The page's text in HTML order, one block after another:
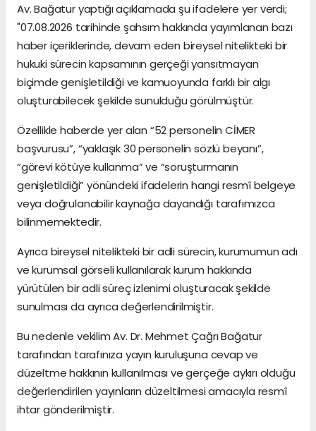
Av. Bağatur yaptığı açıklamada şu ifadelere yer verdi;
"07.08.2026 tarihinde şahsım hakkında yayımlanan bazı
haber içeriklerinde, devam eden bireysel nitelikteki bir
hukuki sürecin kapsamının gerçeği yansıtmayan
biçimde genişletildiği ve kamuoyunda farklı bir algı
oluşturabilecek şekilde sunulduğu görülmüştür.
Özellikle haberde yer alan “52 personelin CİMER
başvurusu”, “yaklaşık 30 personelin sözlü beyanı”,
“görevi kötüye kullanma” ve “soruşturmanın
genişletildiği” yönündeki ifadelerin hangi resmî belgeye
veya doğrulanabilir kaynağa dayandığı tarafımızca
bilinmemektedir.
Ayrıca bireysel nitelikteki bir adli sürecin, kurumumun adı
ve kurumsal görseli kullanılarak kurum hakkında
yürütülen bir adli süreç izlenimi oluşturacak şekilde
sunulması da ayrıca değerlendirilmiştir.
Bu nedenle vekilim Av. Dr. Mehmet Çağrı Bağatur
tarafından tarafınıza yayın kuruluşuna cevap ve
düzeltme hakkının kullanılması ve gerçeğe aykırı olduğu
değerlendirilen yayınların düzeltilmesi amacıyla resmî
ihtar gönderilmiştir.